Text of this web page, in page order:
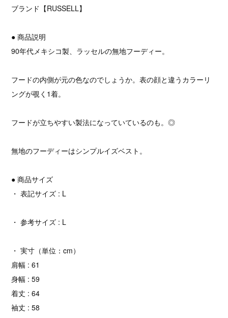
ブランド【RUSSELL】
● 商品説明
90年代メキシコ製、ラッセルの無地フーディー。
フードの内側が元の色なのでしょうか。表の顔と違うカラーリ
ングが覗く1着。
フードが立ちやすい製法になっていているのも。◎
無地のフーディーはシンプルイズベスト。
● 商品サイズ
・ 表記サイズ : L
・ 参考サイズ : L
・ 実寸（単位：cm）
肩幅 : 61
身幅 : 59
着丈 : 64
袖丈 : 58